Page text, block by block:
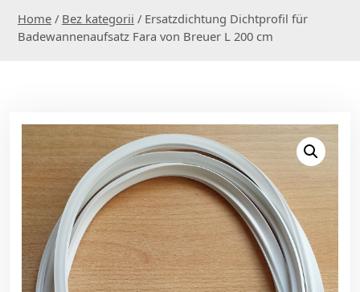
Home / Bez kategorii / Ersatzdichtung Dichtprofil für
Badewannenaufsatz Fara von Breuer L 200 cm